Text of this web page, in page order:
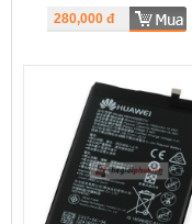
280,000đ